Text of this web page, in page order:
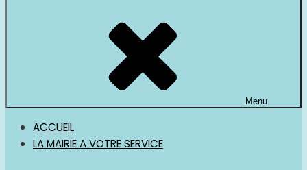
Menu
ACCUEIL
LA MAIRIE A VOTRE SERVICE